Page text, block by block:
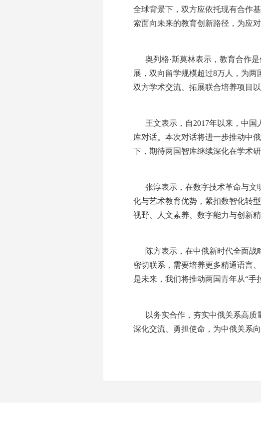
全球背景下，双方应依托现有合作
索面向未来的教育创新路径，为应
奥列格·斯莫林表示，教育合作
展，双向留学规模超过8万人，为
双方学术交流、拓展联合培养项目
王文表示，自2017年以来，中
库对话。本次对话将进一步推动中
下，期待两国智库继续深化在学术
张淳表示，在数字技术革命与文
化与艺术教育优势，紧扣数智化转
视野、人文素养、数字能力与创新精
陈方表示，在中俄新时代全面
密切联系，需要培养更多精通语言
是未来，我们将推动两国青年从“手
以务实合作，夯实中俄关系高
深化交流、勇担使命，为中俄关系